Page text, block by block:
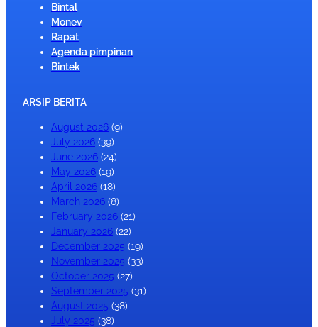
Bintal
Monev
Rapat
Agenda pimpinan
Bintek
ARSIP BERITA
August 2026 (9)
July 2026 (39)
June 2026 (24)
May 2026 (19)
April 2026 (18)
March 2026 (8)
February 2026 (21)
January 2026 (22)
December 2025 (19)
November 2025 (33)
October 2025 (27)
September 2025 (31)
August 2025 (38)
July 2025 (38)